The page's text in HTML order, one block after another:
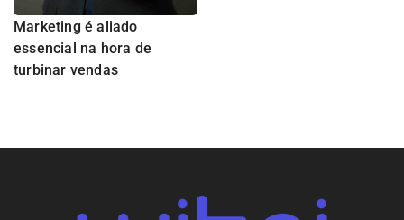
Marketing é aliado
essencial na hora de
turbinar vendas